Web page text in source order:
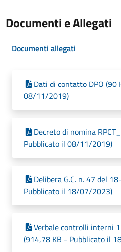
Documenti e Allegati
Documenti allegati
Dati di contatto DPO (90
08/11/2019)
Decreto di nomina
Pubblicato il 08/11/2019)
Delibera G.C. n. 47 del
Pubblicato il 18/07/2023)
Verbale controlli interni
(914,78 KB - Pubblicato il